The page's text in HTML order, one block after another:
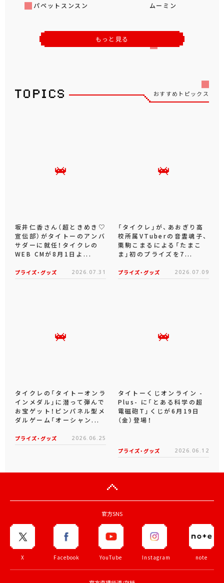
パペットスンスン ムーミン
もっと見る
おすすめトピックス
坂井仁香さん（超ときめき♡
宣伝部）がタイトーのアンバ
サダーに就任！タイクレの
WEB CMが8月1日よ...
プライズ・グッズ 2026.07.31
「タイクレ」が、あおぎり高
校所属VTuberの音霊魂子、
栗駒こまるによる「たまこ
ま」初のプライズを7...
プライズ・グッズ 2026.07.09
タイクレの「タイトーオンラ
インメダル」に潜って弾んで
お宝ゲット！ピンパネル型メ
ダルゲーム「オーシャン...
プライズ・グッズ 2026.06.25
タイトーくじオンライン -
Plus- に「とある科学の超
電磁砲T」くじが6月19日
（金）登場！
プライズ・グッズ 2026.06.12
官方SNS
X Facebook YouTube Instagram note